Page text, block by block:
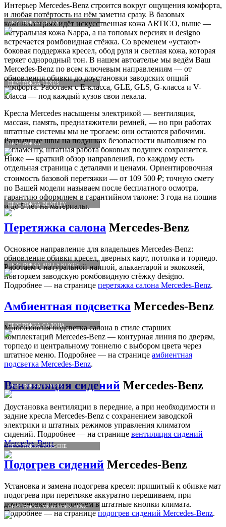
ПЕРЕТЯЖКА GEELY
ПЕРЕТЯЖКА LEXUS
ПЕРЕТЯЖКА
ПЕРЕТЯЖКА BENTLEY
ПЕРЕТЯЖКА ROLLS-ROYCE
ПЕРЕТЯЖКА САЛОНА
ПЕРЕТЯЖКА TOYOTA
ПЕРЕТЯЖКА PORSCHE
ПЕРЕТЯЖКА MERCEDES-BENZ
Интерьер Mercedes-Benz строится вокруг ощущения комфорта,
и любая потёртость на нём заметна сразу. В базовых
комплектациях идёт искусственная кожа ARTICO, выше —
натуральная кожа Nappa, а на топовых версиях и designo
встречается ромбовидная стёжка. Со временем «устают»
боковая поддержка кресел, обод руля и светлая кожа, которая
теряет однородный тон. В нашем автоателье мы ведём Ваш
Mercedes-Benz по всем ключевым направлениям — от
обновления обивки до доустановки заводских опций
комфорта. Работаем с E-класса, GLE, GLS, G-класса и V-
класса — под каждый кузов свои лекала.
Кресла Mercedes насыщены электрикой — вентиляция,
массаж, память, преднатяжители ремней, — но при работах
штатные системы мы не трогаем: они остаются рабочими.
Разрывные швы на подушках безопасности выполняем по
регламенту, штатная работа боковых подушек сохраняется.
Ниже — краткий обзор направлений, по каждому есть
отдельная страница с деталями и ценами. Ориентировочная
стоимость базовой перетяжки — от 109 500 ₽; точную смету
по Вашей модели называем после бесплатного осмотра,
гарантию оформляем в гарантийном талоне: 3 года на пошив
и до 5 лет на материалы.
Перетяжка салона Mercedes-Benz
Основное направление для владельцев Mercedes-Benz:
обновление обивки кресел, дверных карт, потолка и торпедо.
Работаем с натуральной наппой, алькантарой и экокожей,
повторяем заводскую ромбовидную стёжку designo.
Подробнее — на странице перетяжка салона Mercedes-Benz.
Амбиентная подсветка Mercedes-Benz
Многозонная подсветка салона в стиле старших
комплектаций Mercedes-Benz — контурная линия по дверям,
торпедо и центральному тоннелю с выбором цвета через
штатное меню. Подробнее — на странице амбиентная
подсветка Mercedes-Benz.
Вентиляция сидений Mercedes-Benz
Доустановка вентиляции в передние, а при необходимости и
задние кресла Mercedes-Benz с сохранением заводской
электрики и штатных режимов управления климатом
сидений. Подробнее — на странице вентиляция сидений
Mercedes-Benz.
Подогрев сидений Mercedes-Benz
Установка и замена подогрева кресел: пришитый к обивке мат
подогрева при перетяжке аккуратно перешиваем, при
доустановке интегрируем в штатные кнопки климата.
Подробнее — на страницеподогрев сидений Mercedes-Benz.